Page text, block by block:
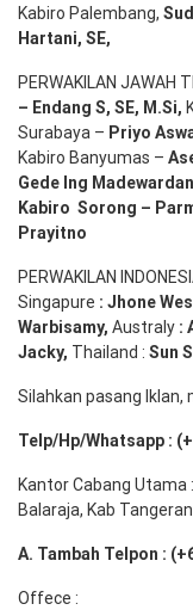
Kabiro Palembang,
Hartani, SE,
PERWAKILAN JAWAH
– Endang S, SE, M.Si,
Surabaya – Priyo
Kabiro Banyumas –
Gede Ing
Kabiro Sorong –
Prayitno
PERWAKILAN
Singapure : Jhone
Warbisamy, Australy :
Jacky, Thailand : Sun
Silahkan pasang Iklan,
Telp/Hp/Whatsapp :
Kantor Cabang Utama
Balaraja, Kab
A. Tambah Telpon :
Offece :